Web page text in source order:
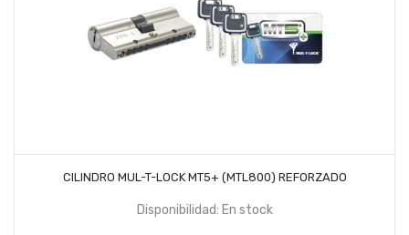
AÑADIR AL CARRITO
CILINDRO MUL-T-LOCK MT5+ (MTL800) REFORZADO
Disponibilidad: En stock